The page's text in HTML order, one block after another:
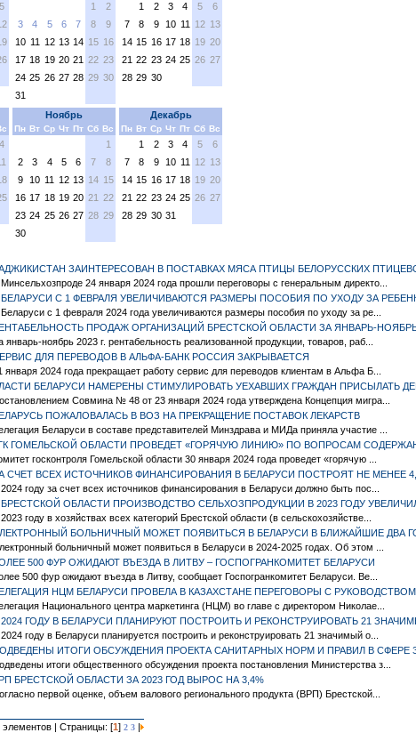
5
1
2
3
4 5 6 7 8
9
10 11 12 13 14 15 16
17 18 19 20 21 22 23
24 25 26 27 28 29 30
31
1 2 3 4 5
6
7
8 9 10 11 12 13
14 15 16 17 18 19 20
21 22 23 24 25 26 27
28 29 30
4
Ноябрь
Пн Вт Ср Чт Пт Сб Вс
1
2
3 4 5 6 7
8
9
10 11 12 13 14 15
16 17 18 19 20 21 22
23 24 25 26 27 28 29
30
Декабрь
Пн Вт Ср Чт Пт Сб Вс
1 2 3 4 5
6
7
8 9 10 11 12 13
14 15 16 17 18 19 20
21 22 23 24 25 26 27
28 29 30 31
ЗАИНТЕРЕСОВАН В ПОСТАВКАХ МЯСА ПТИЦЫ БЕЛОРУССКИХ
24 января 2024 года прошли переговоры с генеральным директо...
БЕЛАРУСИ С 1 ФЕВРАЛЯ УВЕЛИЧИВАЮТСЯ РАЗМЕРЫ ПОСОБИЯ ПО УХОДУ ЗА
с 1 февраля 2024 года увеличиваются размеры пособия по уходу за ре...
ПРОДАЖ ОРГАНИЗАЦИЙ БРЕСТСКОЙ ОБЛАСТИ ЗА ЯНВАРЬ-
январь-ноябрь 2023 г. рентабельность реализованной продукции, товаров, раб...
ДЛЯ ПЕРЕВОДОВ В АЛЬФА-БАНК РОССИЯ ЗАКРЫВАЕТСЯ
января 2024 года прекращает работу сервис для переводов клиентам в Альфа Б...
БЕЛАРУСИ НАМЕРЕНЫ СТИМУЛИРОВАТЬ УЕХАВШИХ ГРАЖДАН ПРИСЫЛАТЬ
Совмина № 48 от 23 января 2024 года утверждена Концепция мигра...
ПОЖАЛОВАЛАСЬ В ВОЗ НА ПРЕКРАЩЕНИЕ ПОСТАВОК ЛЕКАРСТВ
Беларуси в составе представителей Минздрава и МИДа приняла участие ...
ГОМЕЛЬСКОЙ ОБЛАСТИ ПРОВЕДЕТ «ГОРЯЧУЮ ЛИНИЮ» ПО ВОПРОСАМ
госконтроля Гомельской области 30 января 2024 года проведет «горячую ...
СЧЕТ ВСЕХ ИСТОЧНИКОВ ФИНАНСИРОВАНИЯ В БЕЛАРУСИ ПОСТРОЯТ НЕ МЕНЕЕ
году за счет всех источников финансирования в Беларуси должно быть пос...
БРЕСТСКОЙ ОБЛАСТИ ПРОИЗВОДСТВО СЕЛЬХОЗПРОДУКЦИИ В 2023 ГОДУ
году в хозяйствах всех категорий Брестской области (в сельскохозяйстве...
БОЛЬНИЧНЫЙ МОЖЕТ ПОЯВИТЬСЯ В БЕЛАРУСИ В БЛИЖАЙШИЕ ДВА
больничный может появиться в Беларуси в 2024-2025 годах. Об этом ...
500 ФУР ОЖИДАЮТ ВЪЕЗДА В ЛИТВУ – ГОСПОГРАНКОМИТЕТ БЕЛАРУСИ
500 фур ожидают въезда в Литву, сообщает Госпогранкомитет Беларуси. Ве...
НЦМ БЕЛАРУСИ ПРОВЕЛА В КАЗАХСТАНЕ ПЕРЕГОВОРЫ С
Национального центра маркетинга (НЦМ) во главе с директором Николае...
2024 ГОДУ В БЕЛАРУСИ ПЛАНИРУЮТ ПОСТРОИТЬ И РЕКОНСТРУИРОВАТЬ 21
году в Беларуси планируется построить и реконструировать 21 значимый о...
ИТОГИ ОБСУЖДЕНИЯ ПРОЕКТА САНИТАРНЫХ НОРМ И ПРАВИЛ В СФЕРЕ
итоги общественного обсуждения проекта постановления Министерства з...
БРЕСТСКОЙ ОБЛАСТИ ЗА 2023 ГОД ВЫРОС НА 3,4%
первой оценке, объем валового регионального продукта (ВРП) Брестской...
элементов | Страницы: [1] 2 3 |